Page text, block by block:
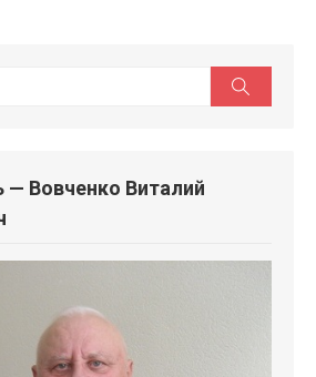
— Вовченко Виталий